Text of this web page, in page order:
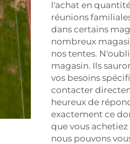
l'achat en
réunions
dans certains
nombreux
nos tentes.
magasin. Ils
vos besoins
contacter
heureux de
exactement ce
que vous
nous pouvons